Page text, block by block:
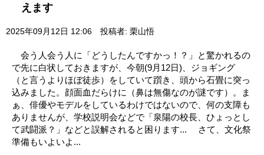
えます
2025年09月12日 12:06 投稿者: 栗山悟
会う人会う人に「どうしたんですかっ！？」と驚かれるの
で先に白状しておきますが、今朝(9月12日)、ジョギング
（と言うよりほぼ徒歩）をしていて躓き、頭から石畳に突っ
込みました。顔面血だらけに（鼻は無傷なのが謎です）。ま
ぁ、俳優やモデルをしているわけではないので、何の支障も
ありませんが、学校説明会などで「泉陽の校長、ひょっとし
て武闘派？」などと誤解されると困ります... さて、文化祭
準備もいよいよ...